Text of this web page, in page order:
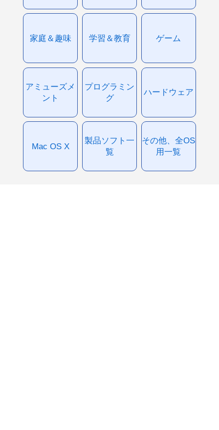
家庭＆趣味 学習＆教育 ゲーム
アミューズメ
ント
プログラミン
グ
ハードウェア
Mac OS X
製品ソフト一
覧
その他、全OS
用一覧